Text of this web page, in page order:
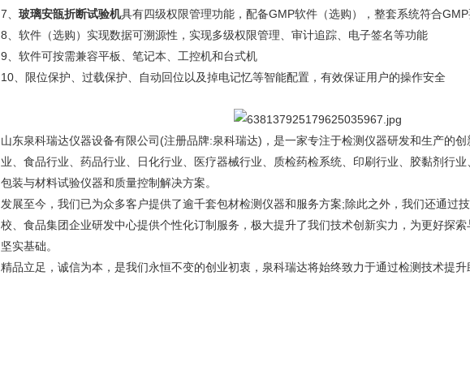
7、 玻璃安瓿折断试验机具有四级权限管理功能，配备GMP软件（选购），整套系统符合
8、软件（选购）实现数据可溯源性，实现多级权限管理、审计追踪、电子签名等功能
9、软件可按需兼容平板、笔记本、工控机和台式机
10、限位保护、过载保护、自动回位以及掉电记忆等智能配置，有效保证用户的操作安全
山东泉科瑞达仪器设备有限公司(注册品牌:泉科瑞达)，是一家专注于检测仪器研发和生产的
业、食品行业、药品行业、日化行业、医疗器械行业、质检药检系统、印刷行业、胶黏剂行
包装与材料试验仪器和质量控制解决方案。
发展至今，我们已为众多客户提供了逾千套包材检测仪器和服务方案;除此之外，我们还通过
校、食品集团企业研发中心提供个性化订制服务，极大提升了我们技术创新实力，为更好探
坚实基础。
精品立足，诚信为本，是我们永恒不变的创业初衷，泉科瑞达将始终致力于通过检测技术提升